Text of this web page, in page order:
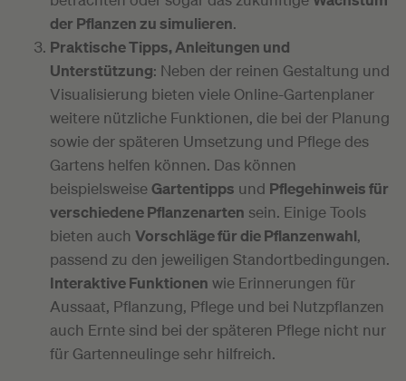
der Pflanzen zu simulieren.
Praktische Tipps, Anleitungen und
Unterstützung: Neben der reinen Gestaltung und
Visualisierung bieten viele Online-Gartenplaner
weitere nützliche Funktionen, die bei der Planung
sowie der späteren Umsetzung und Pflege des
Gartens helfen können. Das können
beispielsweiseGartentipps und Pflegehinweis für
verschiedene Pflanzenarten sein. Einige Tools
bieten auch Vorschläge für die Pflanzenwahl,
passend zu den jeweiligen Standortbedingungen.
Interaktive Funktionen wie Erinnerungen für
Aussaat, Pflanzung, Pflege und bei Nutzpflanzen
auch Ernte sind bei der späteren Pflege nicht nur
für Gartenneulinge sehr hilfreich.